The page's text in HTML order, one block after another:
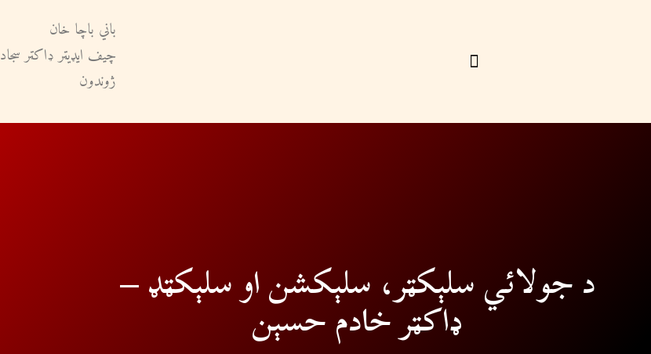
باني باچا خان
چيف ايډيټر ډاکټر سجاد
ژوندون
د جولائي سلېکټر، سلېکشن او سلېکټډ –
ډاکټر خادم حسېن